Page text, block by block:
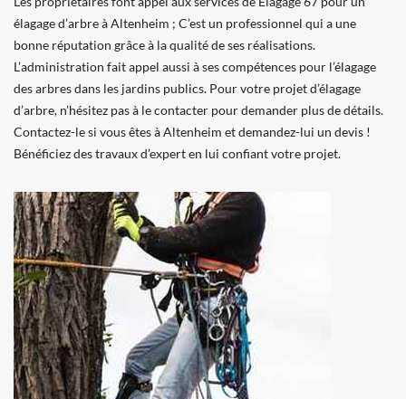
élagage d’arbre à Altenheim ; C’est un professionnel qui a une
bonne réputation grâce à la qualité de ses réalisations.
L’administration fait appel aussi à ses compétences pour l’élagage
des arbres dans les jardins publics. Pour votre projet d’élagage
d’arbre, n’hésitez pas à le contacter pour demander plus de détails.
Contactez-le si vous êtes à Altenheim et demandez-lui un devis !
Bénéficiez des travaux d’expert en lui confiant votre projet.